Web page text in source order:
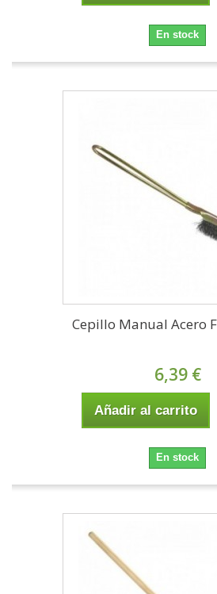
En stock
Cepillo Manual Acero
6,39 €
Añadir al carrito
En stock